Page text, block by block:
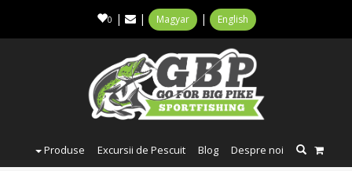
0 | | Magyar | English
Produse Excursii de Pescuit Blog Despre noi